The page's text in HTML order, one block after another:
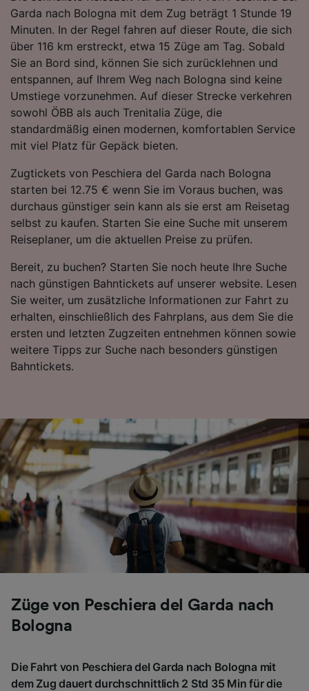
Garda nach Bologna mit dem Zug beträgt 1 Stunde 19
Minuten. In der Regel fahren auf dieser Route, die sich
über 116 km erstreckt, etwa 15 Züge am Tag. Sobald
Sie an Bord sind, können Sie sich zurücklehnen und
entspannen, auf Ihrem Weg nach Bologna sind keine
Umstiege vorzunehmen. Auf dieser Strecke verkehren
sowohl ÖBB als auch Trenitalia Züge, die
standardmäßig einen modernen, komfortablen Service
mit viel Platz für Gepäck bieten.
Zugtickets von Peschiera del Garda nach Bologna
starten bei 12.75 € wenn Sie im Voraus buchen, was
durchaus günstiger sein kann als sie erst am Reisetag
selbst zu kaufen. Starten Sie eine Suche mit unserem
Reiseplaner, um die aktuellen Preise zu prüfen.
Bereit, zu buchen? Starten Sie noch heute Ihre Suche
nach günstigen Bahntickets auf unserer website. Lesen
Sie weiter, um zusätzliche Informationen zur Fahrt zu
erhalten, einschließlich des Fahrplans, aus dem Sie die
ersten und letzten Zugzeiten entnehmen können sowie
weitere Tipps zur Suche nach besonders günstigen
Bahntickets.
Züge von Peschiera del Garda nach
Bologna
Die Fahrt von Peschiera del Garda nach Bologna mit
dem Zug dauert durchschnittlich 2 Std 35 Min für die
Folgendes bereitzustellen:
Verwendung genauer Standortdaten.
Endgeräteeigenschaften zur Identifikation
aktiv abfragen. Speichern von oder Zugriff auf
Informationen auf einem Endgerät.
Personalisierte Werbung und Inhalte, Messung
von Werbeleistung und der Performance von
Inhalten, Zielgruppenforschung sowie
Entwicklung und Verbesserung von
Angeboten.